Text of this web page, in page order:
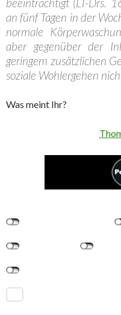
an fünf Tagen in der
normale
aber gegenüber der
geringem zusätzlichen
soziale Wohlergehen
Was meint Ihr?